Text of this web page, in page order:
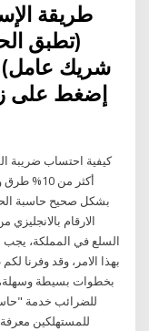
طريقة
(تطبق
شريك عامل)
إضغط على
كيفية احتساب ضريبة
أكثر من
بشكل صحيح حاسبة
السلع في المملكة، يجب
بهذا الامر، وقد وفرنا
بخطوات بسيطة وسهلة،
للضرائب خدمة
للمستهلكين